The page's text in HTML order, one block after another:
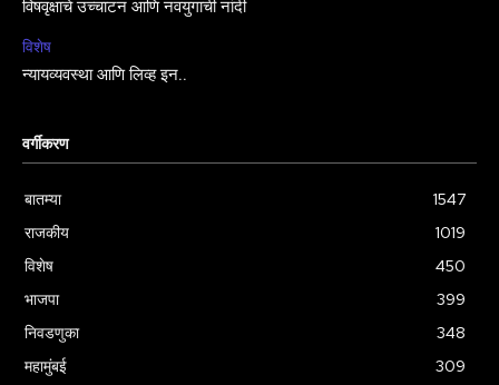
विषवृक्षाचे उच्चाटन आणि नवयुगाची नांदी
विशेष
न्यायव्यवस्था आणि लिव्ह इन..
वर्गीकरण
बातम्या
1547
राजकीय
1019
विशेष
450
भाजपा
399
निवडणुका
348
महामुंबई
309